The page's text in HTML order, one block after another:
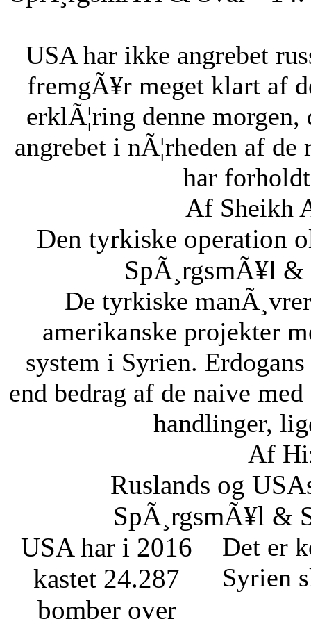
USA har ikke angrebet
fremgÃ¥r meget klart af
erklÃ¦ring denne
angrebet i nÃ¦rheden af
har
Af Sheikh
Den tyrkiske operation
SpÃ¸rgsmÃ¥l
De tyrkiske
amerikanske projekter
system i Syrien.
end bedrag af de naive
handlinger,
Af
Ruslands og
SpÃ¸rgsmÃ¥l &
Det er
Syrien
USA har i 2016
kastet 24.287
bomber over